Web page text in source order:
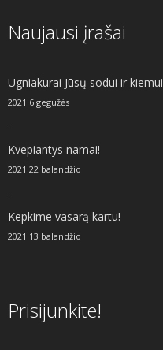
Naujausi įrašai
Ugniakurai Jūsų sodui ir kiemui
2021 6 gegužės
Kvepiantys namai!
2021 22 balandžio
Kepkime vasarą kartu!
2021 13 balandžio
Prisijunkite!